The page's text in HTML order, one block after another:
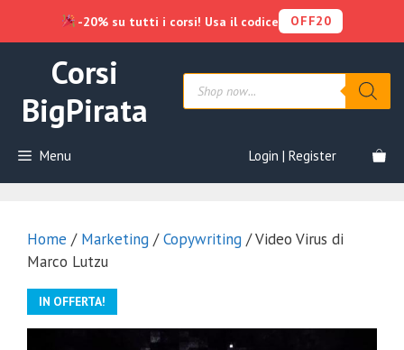
contenuto
Corsi
BigPirata
Products
search
Menu Login | Register
Home / Marketing /Copywriting / Video Virus di
Marco Lutzu
IN OFFERTA!
-20% su tutti i corsi! Usa il codice OFF20